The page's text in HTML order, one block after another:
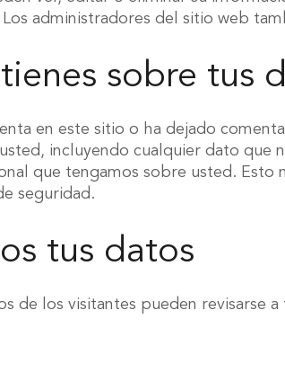
administradores del sitio web
sobre tus
en este sitio o ha dejado
incluyendo cualquier dato que
que tengamos sobre usted. Esto
seguridad.
tus datos
de los visitantes pueden revisarse